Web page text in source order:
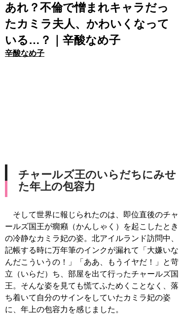
あれ？不倫で憎まれキャラだっ
たカミラ夫人、かわいくなって
いる…？｜辛酸なめ子
辛酸なめ子
チャールズ王のいらだちにみせ
た年上の包容力
そして世界に報じられたのは、即位直後のチャ
ールズ国王が癇癪（かんしゃく）を起こしたとき
の冷静なカミラ妃の姿。北アイルランド訪問中、
記帳する時に万年筆のインクが漏れて「大嫌いな
んだこういうの！」「ああ、もうイヤだ！」と苛
立（いらだ）ち、部屋を出て行ったチャールズ国
王。そんな姿を見ても慌てふためくことなく、落
ち着いて自分のサインをしていたカミラ妃の姿
に、年上の包容力を感じました。